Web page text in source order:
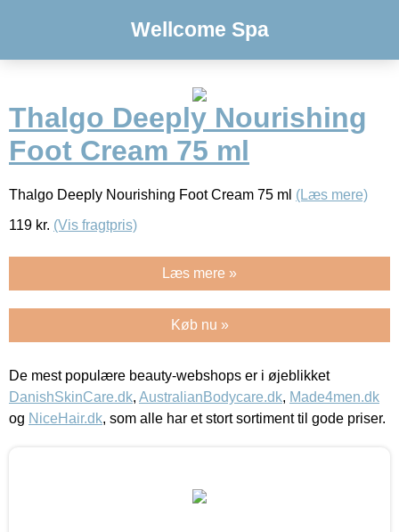
Wellcome Spa
Thalgo Deeply Nourishing
Foot Cream 75 ml
Thalgo Deeply Nourishing Foot Cream 75 ml (Læs mere)
119 kr. (Vis fragtpris)
Læs mere »
Køb nu »
De mest populære beauty-webshops er i øjeblikket
DanishSkinCare.dk, AustralianBodycare.dk, Made4men.dk
og NiceHair.dk, som alle har et stort sortiment til gode priser.